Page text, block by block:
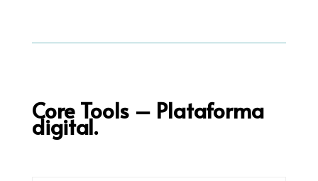
Core Tools – Plataforma
digital.